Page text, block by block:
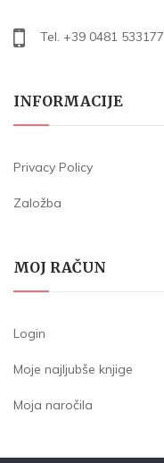
Tel. +39 0481 533177
INFORMACIJE
Privacy Policy
Založba
MOJ RAČUN
Login
Moje najljubše knjige
Moja naročila